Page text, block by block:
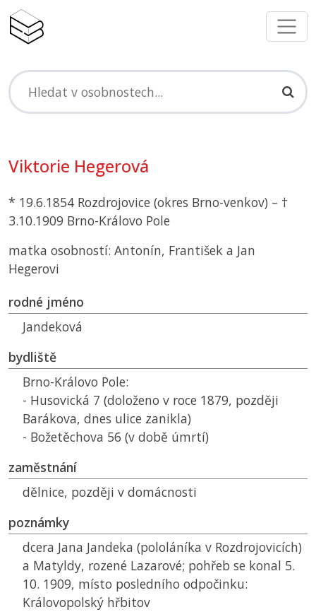
Viktorie Hegerová
* 19.6.1854 Rozdrojovice (okres Brno-venkov) – †
3.10.1909 Brno-Královo Pole
matka osobností: Antonín, František a Jan
Hegerovi
rodné jméno
Jandeková
bydliště
Brno-Královo Pole:
- Husovická 7 (doloženo v roce 1879, později
Barákova, dnes ulice zanikla)
- Božetěchova 56 (v době úmrtí)
zaměstnání
dělnice, později v domácnosti
poznámky
dcera Jana Jandeka (pololáníka v Rozdrojovicích)
a Matyldy, rozené Lazarové; pohřeb se konal 5.
10. 1909, místo posledního odpočinku:
Královopolský hřbitov